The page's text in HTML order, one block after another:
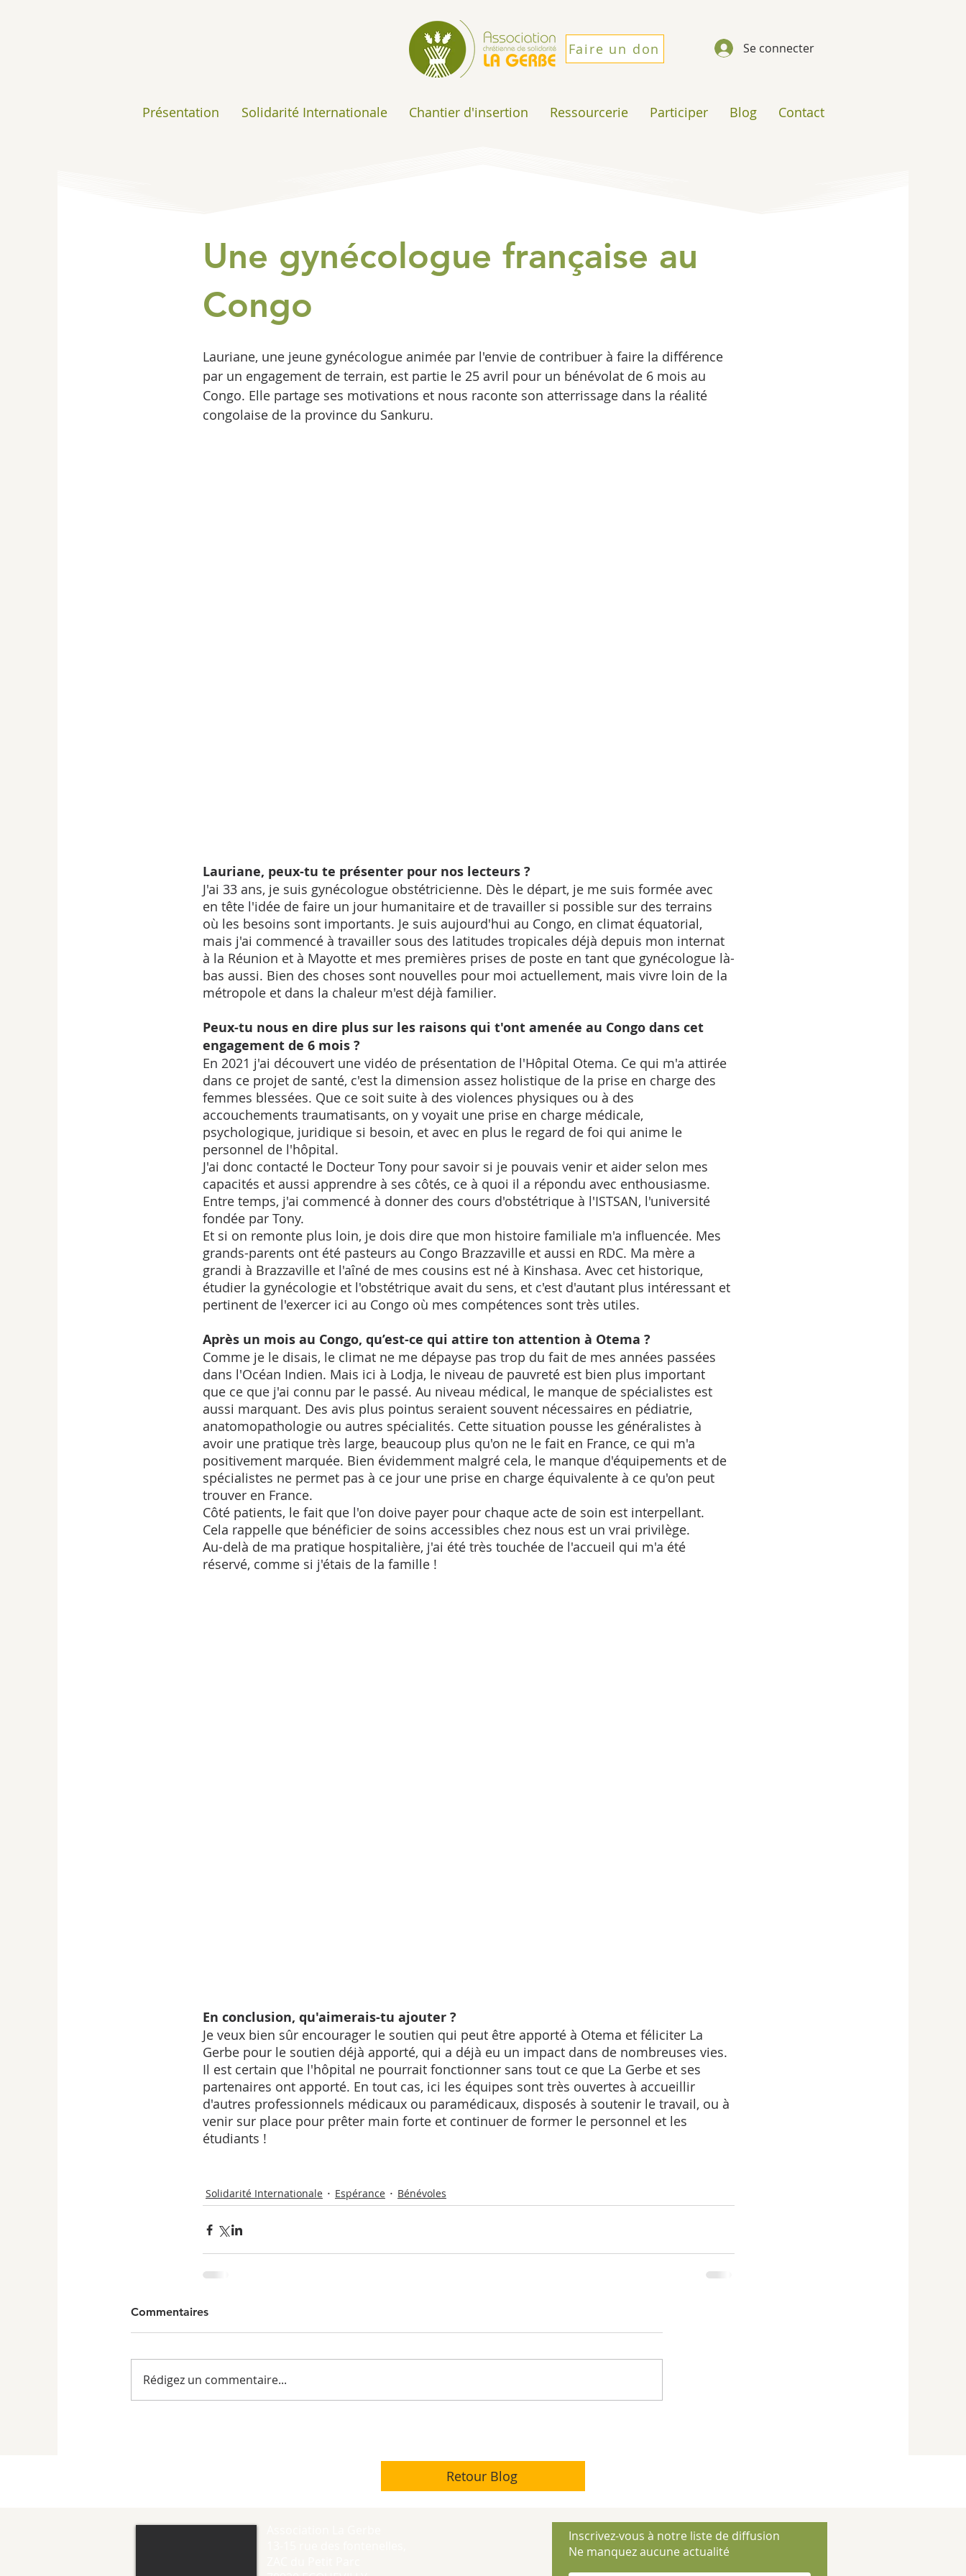
Se connecter
Faire un don
Présentation Solidarité Internationale Chantier d'insertion Ressourcerie Participer Blog Contact
Une gynécologue française au
Congo
Lauriane, une jeune gynécologue animée par l'envie de contribuer à faire la différence
par un engagement de terrain, est partie le 25 avril pour un bénévolat de 6 mois au
Congo. Elle partage ses motivations et nous raconte son atterrissage dans la réalité
congolaise de la province du Sankuru.
Lauriane, peux-tu te présenter pour nos lecteurs ?
J'ai 33 ans, je suis gynécologue obstétricienne. Dès le départ, je me suis formée avec
en tête l'idée de faire un jour humanitaire et de travailler si possible sur des terrains
où les besoins sont importants. Je suis aujourd'hui au Congo, en climat équatorial,
mais j'ai commencé à travailler sous des latitudes tropicales déjà depuis mon internat
à la Réunion et à Mayotte et mes premières prises de poste en tant que gynécologue là-
bas aussi. Bien des choses sont nouvelles pour moi actuellement, mais vivre loin de la
métropole et dans la chaleur m'est déjà familier.
Peux-tu nous en dire plus sur les raisons qui t'ont amenée au Congo dans cet
engagement de 6 mois ?
En 2021 j'ai découvert une vidéo de présentation de l'Hôpital Otema. Ce qui m'a attirée
dans ce projet de santé, c'est la dimension assez holistique de la prise en charge des
femmes blessées. Que ce soit suite à des violences physiques ou à des
accouchements traumatisants, on y voyait une prise en charge médicale,
psychologique, juridique si besoin, et avec en plus le regard de foi qui anime le
personnel de l'hôpital.
J'ai donc contacté le Docteur Tony pour savoir si je pouvais venir et aider selon mes
capacités et aussi apprendre à ses côtés, ce à quoi il a répondu avec enthousiasme.
Entre temps, j'ai commencé à donner des cours d'obstétrique à l'ISTSAN, l'université
fondée par Tony.
Et si on remonte plus loin, je dois dire que mon histoire familiale m'a influencée. Mes
grands-parents ont été pasteurs au Congo Brazzaville et aussi en RDC. Ma mère a
grandi à Brazzaville et l'aîné de mes cousins est né à Kinshasa. Avec cet historique,
étudier la gynécologie et l'obstétrique avait du sens, et c'est d'autant plus intéressant et
pertinent de l'exercer ici au Congo où mes compétences sont très utiles.
Après un mois au Congo, qu’est-ce qui attire ton attention à Otema ?
Comme je le disais, le climat ne me dépayse pas trop du fait de mes années passées
dans l'Océan Indien. Mais ici à Lodja, le niveau de pauvreté est bien plus important
que ce que j'ai connu par le passé. Au niveau médical, le manque de spécialistes est
aussi marquant. Des avis plus pointus seraient souvent nécessaires en pédiatrie,
anatomopathologie ou autres spécialités. Cette situation pousse les généralistes à
avoir une pratique très large, beaucoup plus qu'on ne le fait en France, ce qui m'a
positivement marquée. Bien évidemment malgré cela, le manque d'équipements et de
spécialistes ne permet pas à ce jour une prise en charge équivalente à ce qu'on peut
trouver en France.
Côté patients, le fait que l'on doive payer pour chaque acte de soin est interpellant.
Cela rappelle que bénéficier de soins accessibles chez nous est un vrai privilège.
Au-delà de ma pratique hospitalière, j'ai été très touchée de l'accueil qui m'a été
réservé, comme si j'étais de la famille !
En conclusion, qu'aimerais-tu ajouter ?
Je veux bien sûr encourager le soutien qui peut être apporté à Otema et féliciter La
Gerbe pour le soutien déjà apporté, qui a déjà eu un impact dans de nombreuses vies.
Il est certain que l'hôpital ne pourrait fonctionner sans tout ce que La Gerbe et ses
partenaires ont apporté. En tout cas, ici les équipes sont très ouvertes à accueillir
d'autres professionnels médicaux ou paramédicaux, disposés à soutenir le travail, ou à
venir sur place pour prêter main forte et continuer de former le personnel et les
étudiants !
Solidarité Internationale Espérance Bénévoles
Commentaires
Rédigez un commentaire...
Retour Blog
Inscrivez-vous à notre liste de diffusion
Ne manquez aucune actualité